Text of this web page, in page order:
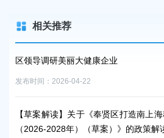
相关推荐
区领导调研美丽大健康企业
发布时间：2026-04-22
【草案解读】关于《奉贤区打造南上
（2026-2028年）（草案）》的政策解